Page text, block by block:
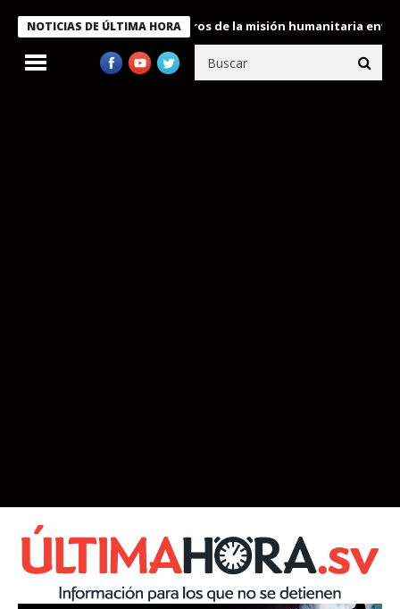
NOTICIAS DE ÚLTIMA HORA
condecora a miembros de la misión humanitaria enviada a